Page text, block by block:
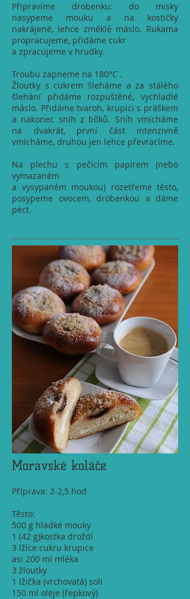
Připravíme drobenku: do misky
nasypeme mouku a na kostičky
nakrájené, lehce změklé máslo. Rukama
propracujeme, přidáme cukr
a zpracujeme v hrudky.
Troubu zapneme na 180°C .
Žloutky s cukrem šleháme a za stálého
šlehání přidáme rozpuštěné, vychladlé
máslo. Přidáme tvaroh, krupici s práškem
a nakonec sníh z bílků. Sníh vmícháme
na dvakrát, první část intenzivně
vmícháme, druhou jen lehce převracíme.
Na plechu s pečícím papírem (nebo
vymazaném
a vysypaném moukou) rozetřeme těsto,
posypeme ovocem, drobenkou a dáme
péct.
Moravské koláče
Příprava: 2-2,5 hod
Těsto:
500 g hladké mouky
1 (42 g)kostka droždí
3 lžíce cukru krupice
asi 200 ml mléka
3 žloutky
1 lžička (vrchovatá) soli
150 ml oleje (řepkový)